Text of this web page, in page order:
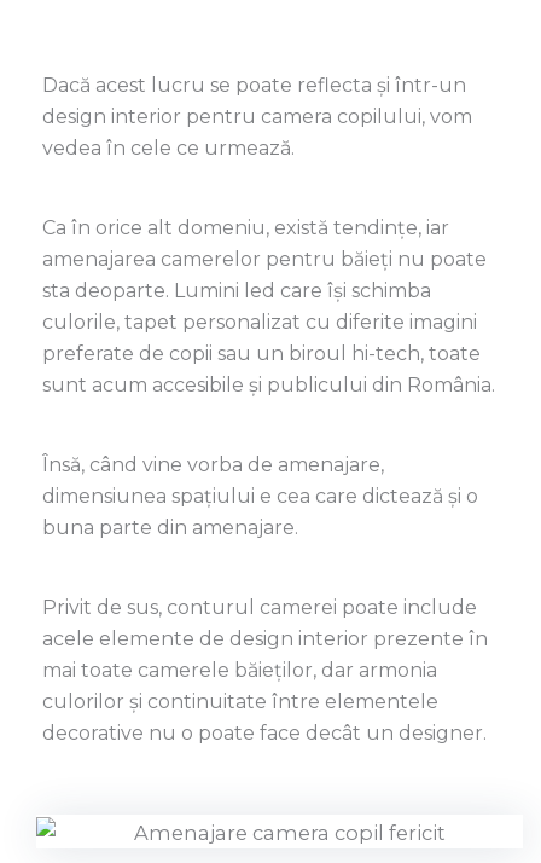
Dacă acest lucru se poate reflecta și într-un
design interior pentru camera copilului, vom
vedea în cele ce urmează.
Ca în orice alt domeniu, există tendințe, iar
amenajarea camerelor pentru băieți nu poate
sta deoparte. Lumini led care își schimba
culorile, tapet personalizat cu diferite imagini
preferate de copii sau un biroul hi-tech, toate
sunt acum accesibile și publicului din România.
Însă, când vine vorba de amenajare,
dimensiunea spațiului e cea care dictează și o
buna parte din amenajare.
Privit de sus, conturul camerei poate include
acele elemente de design interior prezente în
mai toate camerele băieților, dar armonia
culorilor și continuitate între elementele
decorative nu o poate face decât un designer.